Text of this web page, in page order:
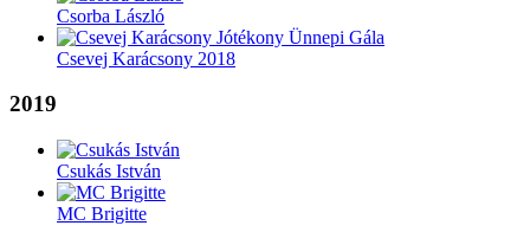
Csorba László
Csevej Karácsony 2018
2019
Csukás István
MC Brigitte